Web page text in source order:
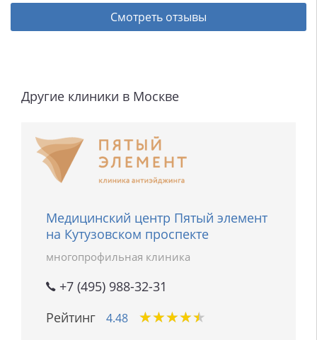
Смотреть отзывы
Другие клиники в Москве
Медицинский центр Пятый элемент
на Кутузовском проспекте
многопрофильная клиника
+7 (495) 988-32-31
Рейтинг
4.48 ★★★★★
★★★★★